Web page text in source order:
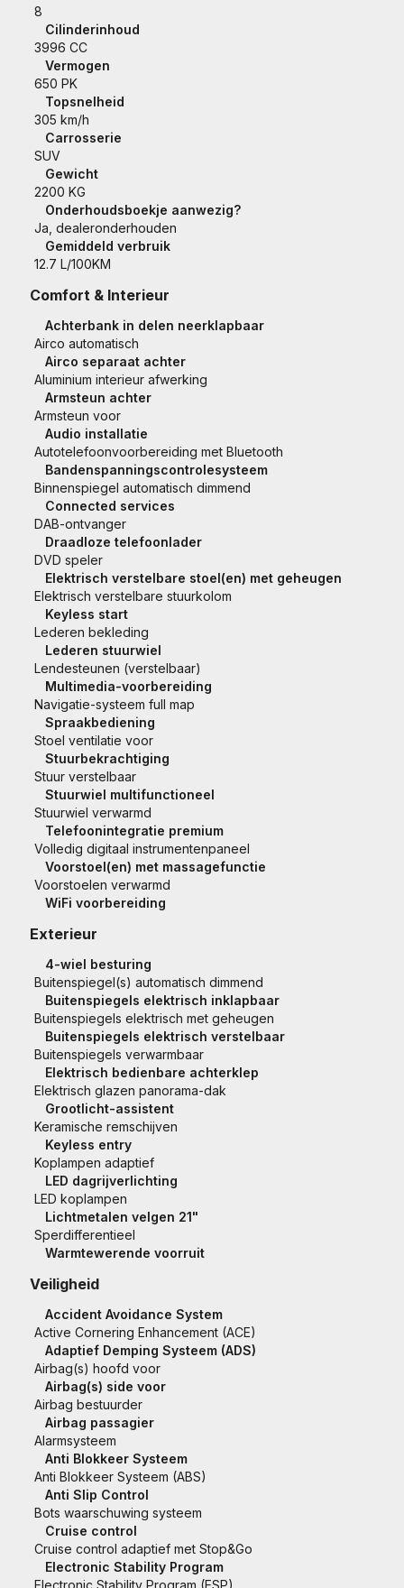
8
Cilinderinhoud
3996 CC
Vermogen
650 PK
Topsnelheid
305 km/h
Carrosserie
SUV
Gewicht
2200 KG
Onderhoudsboekje aanwezig?
Ja, dealeronderhouden
Gemiddeld verbruik
12.7 L/100KM
Comfort & Interieur
Achterbank in delen neerklapbaar
Airco automatisch
Airco separaat achter
Aluminium interieur afwerking
Armsteun achter
Armsteun voor
Audio installatie
Autotelefoonvoorbereiding met Bluetooth
Bandenspanningscontrolesysteem
Binnenspiegel automatisch dimmend
Connected services
DAB-ontvanger
Draadloze telefoonlader
DVD speler
Elektrisch verstelbare stoel(en) met geheugen
Elektrisch verstelbare stuurkolom
Keyless start
Lederen bekleding
Lederen stuurwiel
Lendesteunen (verstelbaar)
Multimedia-voorbereiding
Navigatie-systeem full map
Spraakbediening
Stoel ventilatie voor
Stuurbekrachtiging
Stuur verstelbaar
Stuurwiel multifunctioneel
Stuurwiel verwarmd
Telefoonintegratie premium
Volledig digitaal instrumentenpaneel
Voorstoel(en) met massagefunctie
Voorstoelen verwarmd
WiFi voorbereiding
Exterieur
4-wiel besturing
Buitenspiegel(s) automatisch dimmend
Buitenspiegels elektrisch inklapbaar
Buitenspiegels elektrisch met geheugen
Buitenspiegels elektrisch verstelbaar
Buitenspiegels verwarmbaar
Elektrisch bedienbare achterklep
Elektrisch glazen panorama-dak
Grootlicht-assistent
Keramische remschijven
Keyless entry
Koplampen adaptief
LED dagrijverlichting
LED koplampen
Lichtmetalen velgen 21"
Sperdifferentieel
Warmtewerende voorruit
Veiligheid
Accident Avoidance System
Active Cornering Enhancement (ACE)
Adaptief Demping Systeem (ADS)
Airbag(s) hoofd voor
Airbag(s) side voor
Airbag bestuurder
Airbag passagier
Alarmsysteem
Anti Blokkeer Systeem
Anti Blokkeer Systeem (ABS)
Anti Slip Control
Bots waarschuwing systeem
Cruise control
Cruise control adaptief met Stop&Go
Electronic Stability Program
Electronic Stability Program (ESP)